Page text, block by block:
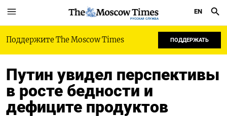
РУССКАЯ СЛУЖБА
EN
Поддержите The Moscow Times ПОДДЕРЖАТЬ
Путин увидел перспективы
в росте бедности и
дефиците продуктов